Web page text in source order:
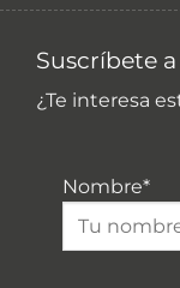
Suscríbete
¿Te interesa
Nombre*